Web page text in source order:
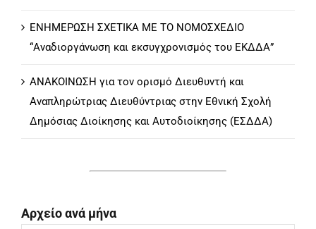
ΕΝΗΜΕΡΩΣΗ ΣΧΕΤΙΚΑ ΜΕ ΤΟ ΝΟΜΟΣΧΕΔΙΟ
“Αναδιοργάνωση και εκσυγχρονισμός του ΕΚΔΔΑ”
ΑΝΑΚΟΙΝΩΣΗ για τον ορισμό Διευθυντή και
Αναπληρώτριας Διευθύντριας στην Εθνική Σχολή
Δημόσιας Διοίκησης και Αυτοδιοίκησης (ΕΣΔΔΑ)
Αρχείο ανά μήνα